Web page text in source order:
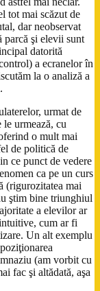
tot mai scăzut de
dar neobservat
parcă şi elevii sunt
datorită
a ecranelor în
la o analiză a
urmat de
le urmează, cu
o mult mai
de politică de
ce punct de vedere
ca pe un curs
(rigurozitatea mai
ştim bine triunghiul
a elevilor ar
cum ar fi
Un alt exemplu
(am vorbit cu
fac şi altădată, aşa